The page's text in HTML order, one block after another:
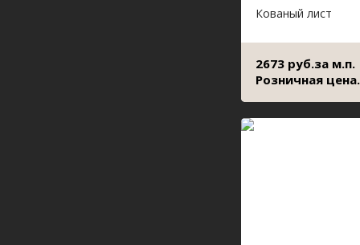
Кованый лист
2673 руб.за м.п.
Розничная цена.